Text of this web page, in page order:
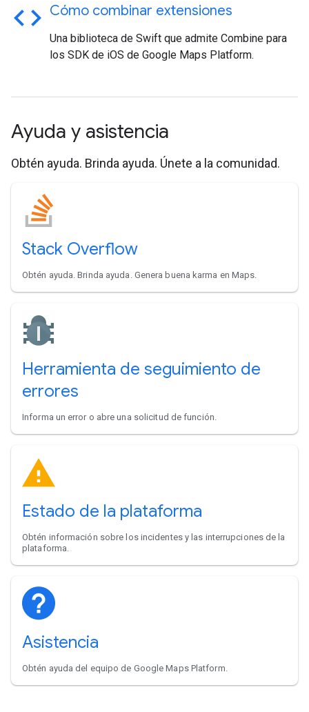
code Cómo combinar extensiones
Una biblioteca de Swift que admite Combine para
los SDK de iOS de Google Maps Platform.
Ayuda y asistencia
Obtén ayuda. Brinda ayuda. Únete a la comunidad.
Stack Overflow
Obtén ayuda. Brinda ayuda. Genera buena karma en Maps.
Herramienta de seguimiento de
errores
Informa un error o abre una solicitud de función.
Estado de la plataforma
Obtén información sobre los incidentes y las interrupciones de la
plataforma.
Asistencia
Obtén ayuda del equipo de Google Maps Platform.